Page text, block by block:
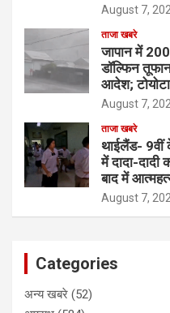
August 7,
ताजा खबरे
जापान में
डॉल्फिन
आदेश;
August 7,
ताजा खबरे
थाईलैंड- 9वीं
में दादा-दादी
बाद में
August 7,
Categories
अन्य खबरे (52)